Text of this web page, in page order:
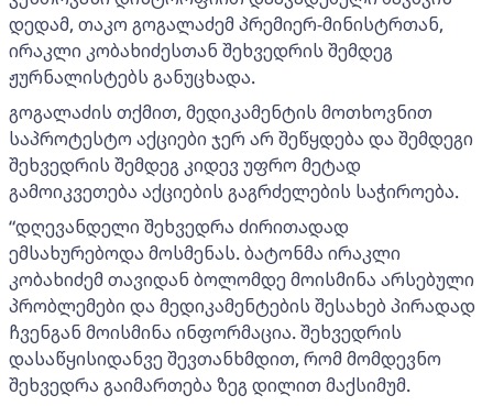
დედამ, თაკო გოგალაძემ პრემიერ-მინისტრთან,
ირაკლი კობახიძესთან შეხვედრის შემდეგ
ჟურნალისტებს განუცხადა.
გოგალაძის თქმით, მედიკამენტის მოთხოვნით
საპროტესტო აქციები ჯერ არ შეწყდება და შემდეგი
შეხვედრის შემდეგ კიდევ უფრო მეტად
გამოიკვეთება აქციების გაგრძელების საჭიროება.
“დღევანდელი შეხვედრა ძირითადად
ემსახურებოდა მოსმენას. ბატონმა ირაკლი
კობახიძემ თავიდან ბოლომდე მოისმინა არსებული
პრობლემები და მედიკამენტების შესახებ პირადად
ჩვენგან მოისმინა ინფორმაცია. შეხვედრის
დასაწყისიდანვე შევთანხმდით, რომ მომდევნო
შეხვედრა გაიმართება ზეგ დილით მაქსიმუმ.